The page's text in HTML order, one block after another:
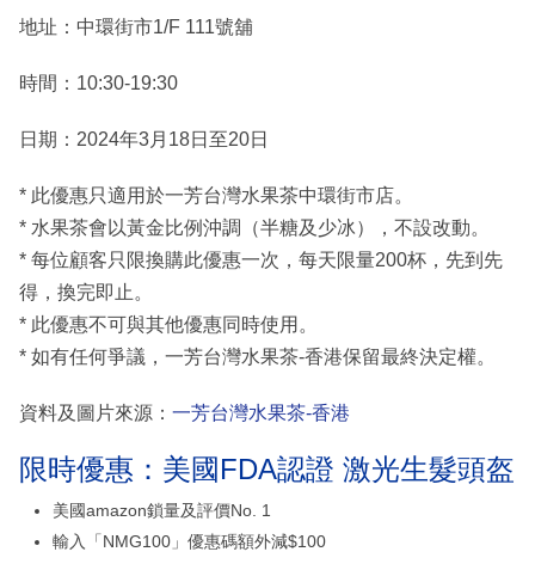
地址：中環街市1/F 111號舖
時間：10:30-19:30
日期：2024年3月18日至20日
* 此優惠只適用於一芳台灣水果茶中環街市店。
* 水果茶會以黃金比例沖調（半糖及少冰），不設改動。
* 每位顧客只限換購此優惠一次，每天限量200杯，先到先
得，換完即止。
* 此優惠不可與其他優惠同時使用。
* 如有任何爭議，一芳台灣水果茶-香港保留最終決定權。
資料及圖片來源： 一芳台灣水果茶-香港
限時優惠：美國FDA認證 激光生髮頭盔
美國amazon鎖量及評價No. 1
輸入「NMG100」優惠碼額外減$100